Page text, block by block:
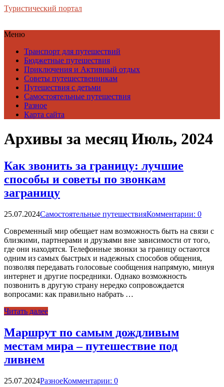
Туристический портал
Меню
Транспорт для путешествий
Бюджетные путешествия
Приключения и Активный отдых
Советы путешественникам
Путешествия с детьми
Самостоятельные путешествия
Разное
Карта сайта
Архивы за месяц Июль, 2024
Как звонить за границу: лучшие
способы и советы по звонкам
заграницу
25.07.2024Самостоятельные путешествияКомментарии: 0
Современный мир обещает нам возможность быть на связи с
близкими, партнерами и друзьями вне зависимости от того,
где они находятся. Телефонные звонки за границу остаются
одним из самых быстрых и надежных способов общения,
позволяя передавать голосовые сообщения напрямую, минуя
интернет и другие посредники. Однако возможность
позвонить в другую страну нередко сопровождается
вопросами: как правильно набрать …
Читать далее
Маршрут по самым дождливым
местам мира – путешествие под
ливнем
25.07.2024РазноеКомментарии: 0